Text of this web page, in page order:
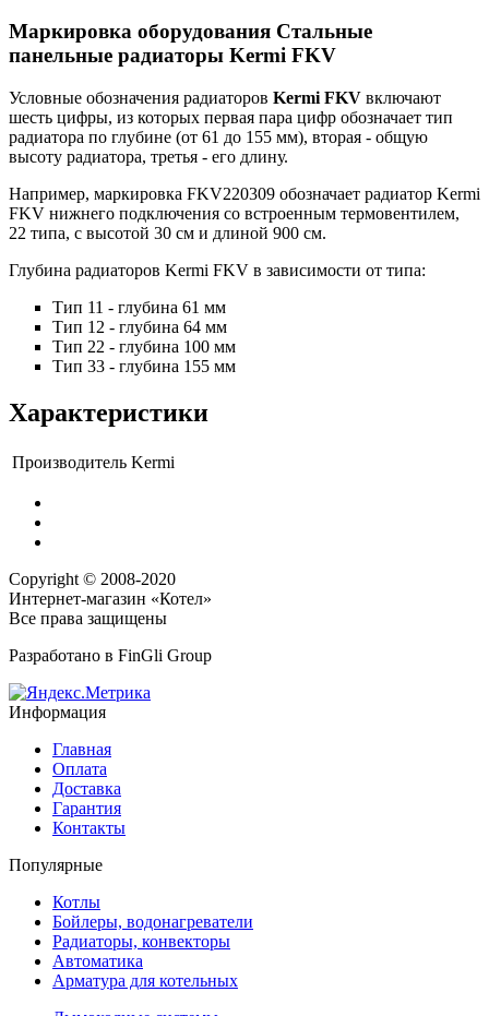
Маркировка оборудования Стальные
панельные радиаторы Kermi FKV
Условные обозначения радиаторов Kermi FKV включают
шесть цифры, из которых первая пара цифр обозначает тип
радиатора по глубине (от 61 до 155 мм), вторая - общую
высоту радиатора, третья - его длину.
Например, маркировка FKV220309 обозначает радиатор Kermi
FKV нижнего подключения со встроенным термовентилем,
22 типа, с высотой 30 см и длиной 900 см.
Глубина радиаторов Kermi FKV в зависимости от типа:
Тип 11 - глубина 61 мм
Тип 12 - глубина 64 мм
Тип 22 - глубина 100 мм
Тип 33 - глубина 155 мм
Характеристики
Производитель Kermi
Copyright © 2008-2020
Интернет-магазин «Котел»
Все права защищены
Разработано в FinGli Group
Информация
Главная
Оплата
Доставка
Гарантия
Контакты
Популярные
Котлы
Бойлеры, водонагреватели
Радиаторы, конвекторы
Автоматика
Арматура для котельных